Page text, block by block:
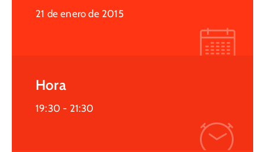
21 de enero de 2015
Hora
19:30 - 21:30